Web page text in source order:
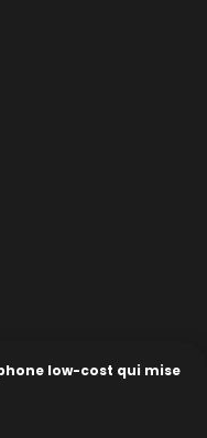
low-cost qui mise